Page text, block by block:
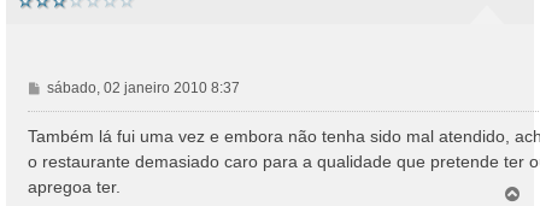
M
e
n
g
sábado, 02 janeiro 2010 8:37
Também lá fui uma vez e embora não tenha sido mal atendido,
o restaurante demasiado caro para a qualidade que pretende ter
apregoa ter.